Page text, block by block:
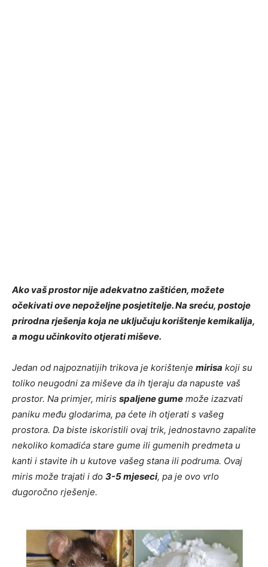
Ako vaš prostor nije adekvatno zaštićen, možete
očekivati ove nepoželjne posjetitelje. Na sreću, postoje
prirodna rješenja koja ne uključuju korištenje kemikalija,
a mogu učinkovito otjerati miševe.
Jedan od najpoznatijih trikova je korištenje mirisa koji su
toliko neugodni za miševe da ih tjeraju da napuste vaš
prostor. Na primjer, miris spaljene gume može izazvati
paniku među glodarima, pa ćete ih otjerati s vašeg
prostora. Da biste iskoristili ovaj trik, jednostavno zapalite
nekoliko komadića stare gume ili gumenih predmeta u
kanti i stavite ih u kutove vašeg stana ili podruma. Ovaj
miris može trajati i do 3-5 mjeseci, pa je ovo vrlo
dugoročno rješenje.